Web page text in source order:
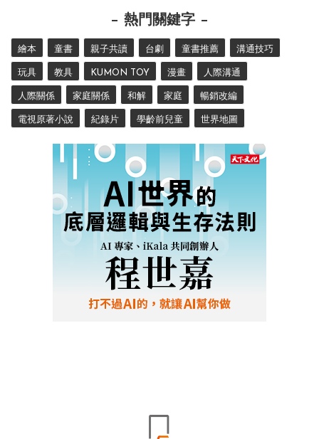
熱門關鍵字
繪本 童書 親子共讀 台劇 童書推薦 溝通技巧
玩具 教具 KUMON TOY 漫畫 人際溝通
人際關係 家庭關係 和解 家庭 暢銷改編
電視原著小說 紀錄片 學齡前兒童 世界地圖